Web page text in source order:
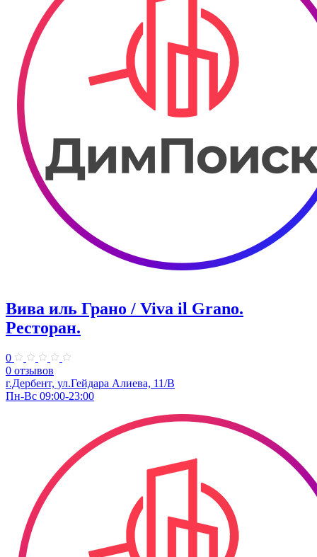
Вива иль Грано / Viva il Grano.
Ресторан.
0
0 отзывов
г.Дербент, ул.Гейдара Алиева, 11/В
Пн-Вс 09:00-23:00